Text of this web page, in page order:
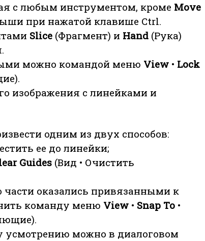
с любым инструментом, кроме Move
при нажатой клавише Ctrl.
Slice (Фрагмент) и Hand (Рука)
можно командой меню View • Lock
изображения с линейками и
одним из двух способов:
ее до линейки;
Guides (Вид • Очистить
части оказались привязанными к
команду меню View • Snap To •
усмотрению можно в диалоговом